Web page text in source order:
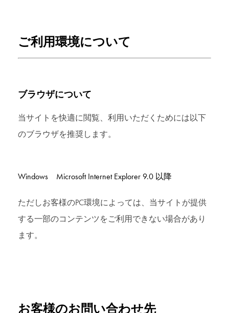
ご利用環境について
ブラウザについて
当サイトを快適に閲覧、利用いただくためには以下
のブラウザを推奨します。
Windows Microsoft Internet Explorer 9.0 以降
ただしお客様のPC環境によっては、当サイトが提供
する一部のコンテンツをご利用できない場合があり
ます。
お客様のお問い合わせ先